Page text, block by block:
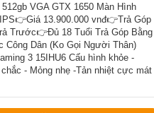
VGA GTX 1650 Màn Hình
13.900.000 vnđ👉Trả Góp
Trước👉Đủ 18 Tuổi Trả Góp Bằng
Công Dân (Ko Gọi Người Thân)
3 15IHU6 Cấu hình khỏe -
chắc - Mỏng nhẹ -Tản nhiệt cực mát